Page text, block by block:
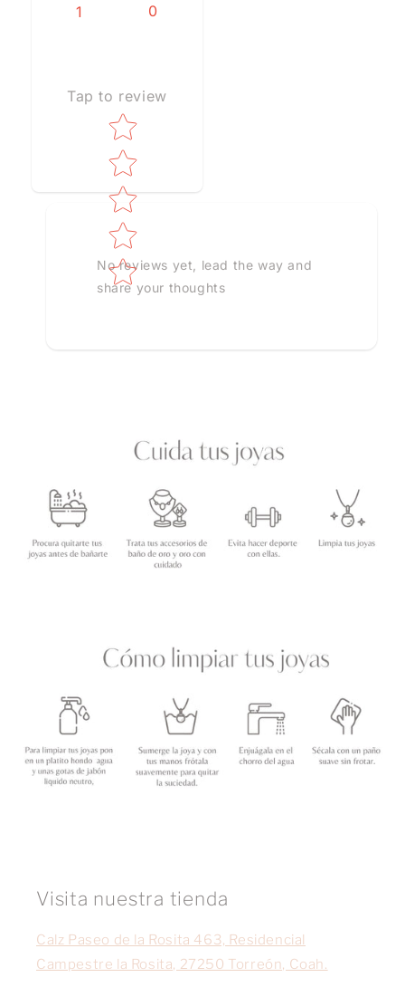
1 0
Tap to review
Star rating
No reviews yet, lead the way and
share your thoughts
Visita nuestra tienda
Calz Paseo de la Rosita 463, Residencial
Campestre la Rosita, 27250 Torreón, Coah.